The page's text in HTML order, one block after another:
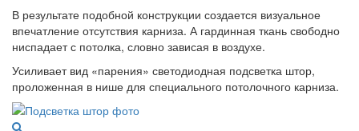
В результате подобной конструкции создается визуальное
впечатление отсутствия карниза. А гардинная ткань свободно
ниспадает с потолка, словно зависая в воздухе.
Усиливает вид «парения» светодиодная подсветка штор,
проложенная в нише для специального потолочного карниза.